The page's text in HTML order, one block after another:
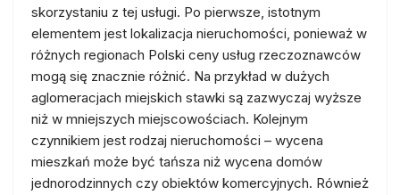
skorzystaniu z tej usługi. Po pierwsze, istotnym
elementem jest lokalizacja nieruchomości, ponieważ w
różnych regionach Polski ceny usług rzeczoznawców
mogą się znacznie różnić. Na przykład w dużych
aglomeracjach miejskich stawki są zazwyczaj wyższe
niż w mniejszych miejscowościach. Kolejnym
czynnikiem jest rodzaj nieruchomości – wycena
mieszkań może być tańsza niż wycena domów
jednorodzinnych czy obiektów komercyjnych. Również